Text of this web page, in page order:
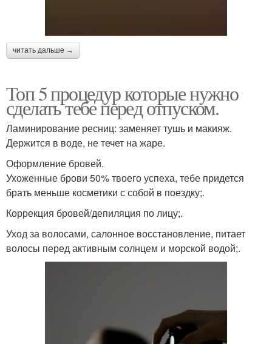
читать дальше →
Топ 5 процедур которые нужно
сделать тебе перед отпуском.
Ламинирование ресниц: заменяет тушь и макияж.
Держится в воде, не течет на жаре.
Оформление бровей.
Ухоженные брови 50% твоего успеха, тебе придется
брать меньше косметики с собой в поездку;.
Коррекция бровей/депиляция по лицу;.
Уход за волосами, салонное восстановление, питает
волосы перед активным солнцем и морской водой;.